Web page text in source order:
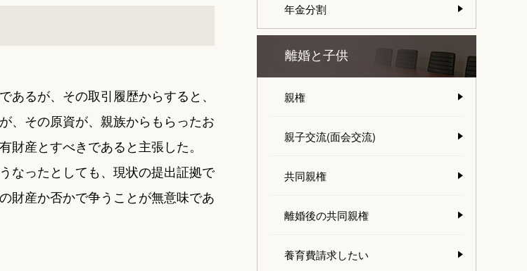
るが、その取引履歴からすると、
、その原資が、親族からもらったお
産とすべきであると主張した。
なったとしても、現状の提出証拠で
財産か否かで争うことが無意味であ
年金分割
離婚と子供
親権
親子交流(面会交流)
共同親権
離婚後の共同親権
養育費請求したい